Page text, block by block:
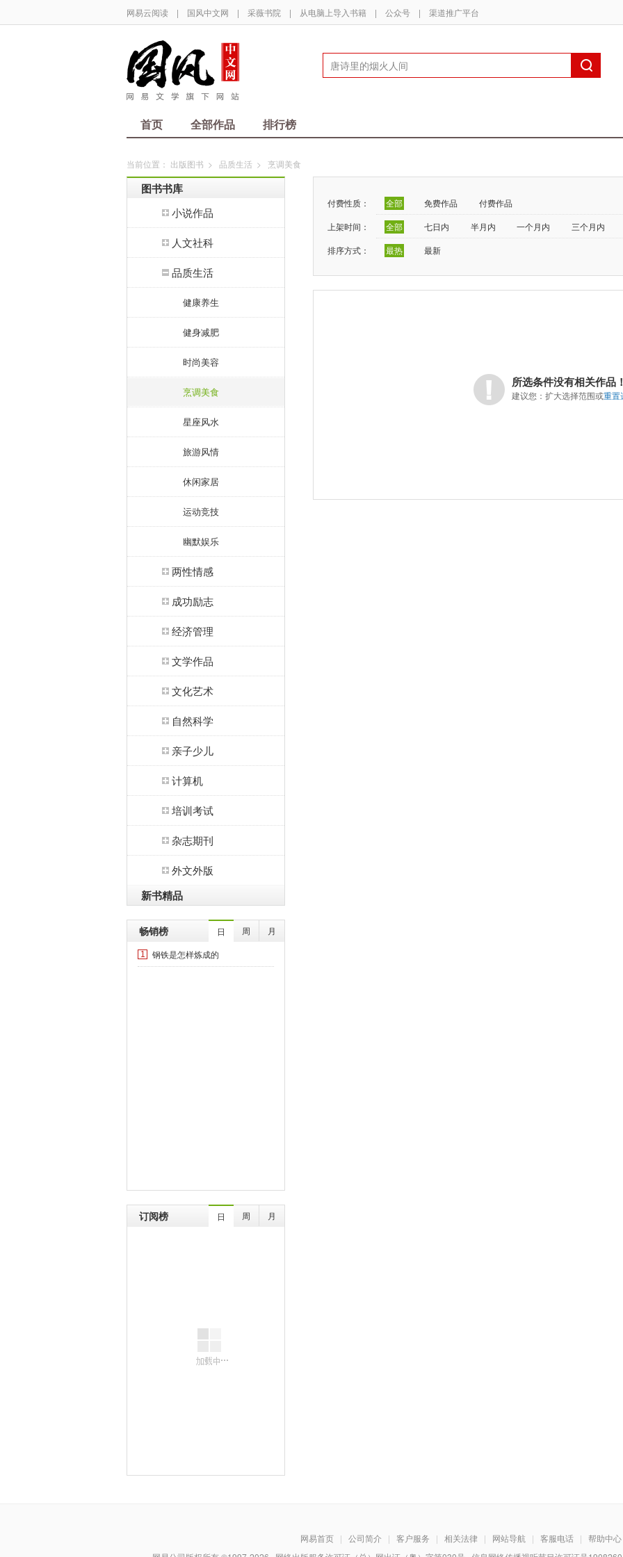
网易云阅读 | 国风中文网 | 采薇书院 | 从电脑上导入书籍 | 公众号 | 渠道推广平台
首页 全部作品 排行榜
当前位置： 出版图书 > 品质生活 > 烹调美食
图书书库
小说作品
人文社科
品质生活
健康养生
健身减肥
时尚美容
烹调美食
星座风水
旅游风情
休闲家居
运动竞技
幽默娱乐
两性情感
成功励志
经济管理
文学作品
文化艺术
自然科学
亲子少儿
计算机
培训考试
杂志期刊
外文外版
新书精品
畅销榜 日 周 月
1 钢铁是怎样炼成的
订阅榜 日 周 月
付费性质： 全部 免费作品
付费作品
上架时间：
全部 七日内 半月内 一个月内
三个月内
排序方式：
最热 最新
所选条件没有相关作品！
建议您：扩大选择范围或重置
网易首页 | 公司简介 | 客户服务 | 相关法律 | 网站导航 | 客服电话 | 帮助中心